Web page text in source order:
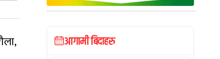
आगामी बिदाहरु